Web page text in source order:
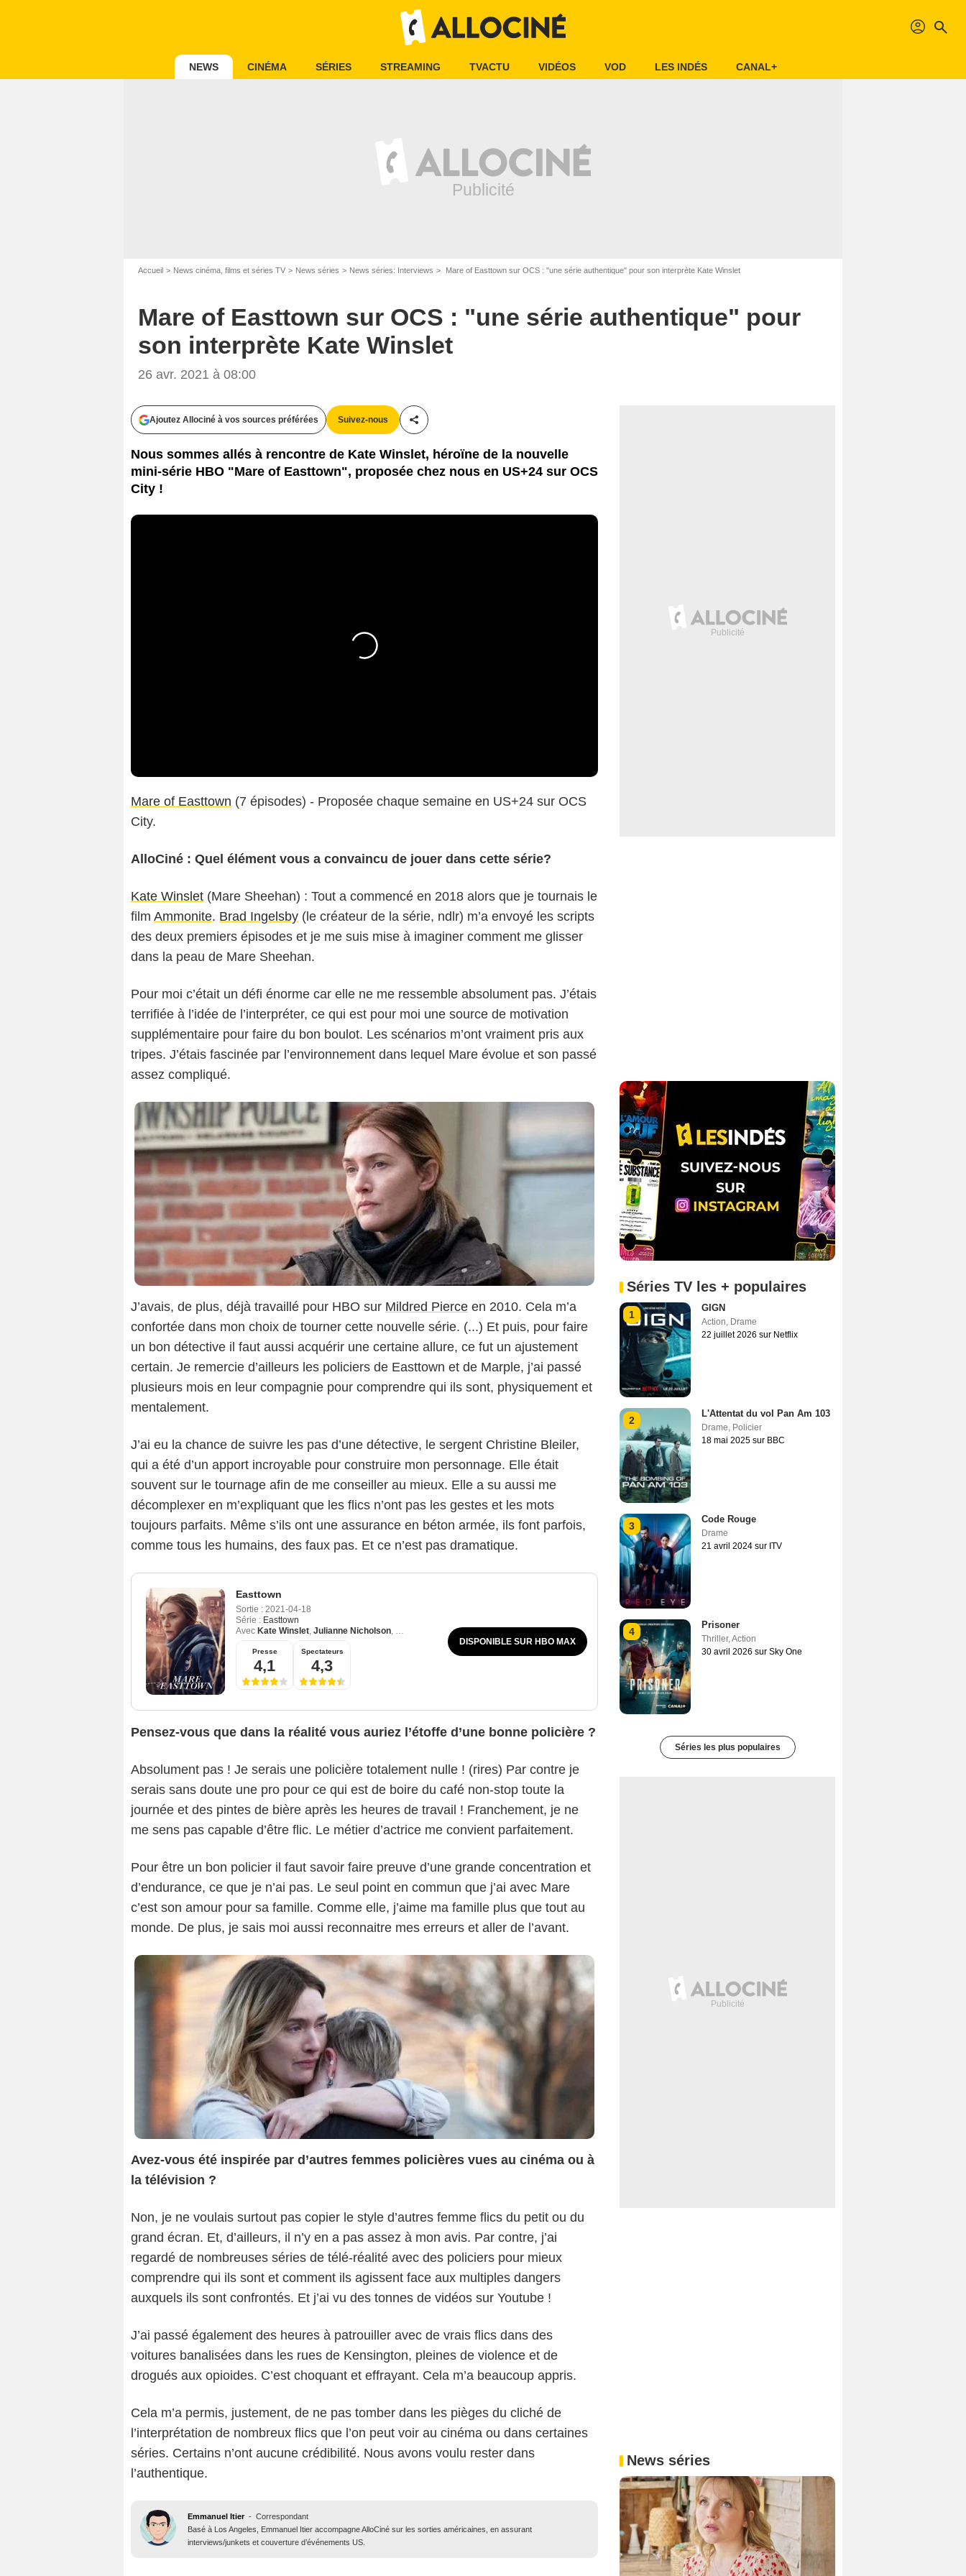
profil search
NEWS CINÉMA SÉRIES STREAMING TVACTU VIDÉOS VOD LES INDÉS CANAL+
Accueil News cinéma, films et séries TV News séries News séries: Interviews Mare of Easttown sur OCS : "une série authentique" pour son interprète Kate Winslet
Mare of Easttown sur OCS : "une série authentique" pour
son interprète Kate Winslet
26 avr. 2021 à 08:00
Ajoutez Allociné à vos sources préférées Suivez-nous
Partager cet article
Nous sommes allés à rencontre de Kate Winslet, héroïne de la nouvelle
mini-série HBO "Mare of Easttown", proposée chez nous en US+24 sur OCS
City !
Mare of Easttown (7 épisodes) - Proposée chaque semaine en US+24 sur OCS
City.
AlloCiné : Quel élément vous a convaincu de jouer dans cette série?
Kate Winslet (Mare Sheehan) : Tout a commencé en 2018 alors que je tournais le
film Ammonite. Brad Ingelsby (le créateur de la série, ndlr) m’a envoyé les scripts
des deux premiers épisodes et je me suis mise à imaginer comment me glisser
dans la peau de Mare Sheehan.
Pour moi c’était un défi énorme car elle ne me ressemble absolument pas. J’étais
terrifiée à l’idée de l’interpréter, ce qui est pour moi une source de motivation
supplémentaire pour faire du bon boulot. Les scénarios m’ont vraiment pris aux
tripes. J’étais fascinée par l’environnement dans lequel Mare évolue et son passé
assez compliqué.
J’avais, de plus, déjà travaillé pour HBO sur Mildred Pierce en 2010. Cela m’a
confortée dans mon choix de tourner cette nouvelle série. (...) Et puis, pour faire
un bon détective il faut aussi acquérir une certaine allure, ce fut un ajustement
certain. Je remercie d’ailleurs les policiers de Easttown et de Marple, j’ai passé
plusieurs mois en leur compagnie pour comprendre qui ils sont, physiquement et
mentalement.
J’ai eu la chance de suivre les pas d’une détective, le sergent Christine Bleiler,
qui a été d’un apport incroyable pour construire mon personnage. Elle était
souvent sur le tournage afin de me conseiller au mieux. Elle a su aussi me
décomplexer en m’expliquant que les flics n’ont pas les gestes et les mots
toujours parfaits. Même s’ils ont une assurance en béton armée, ils font parfois,
comme tous les humains, des faux pas. Et ce n’est pas dramatique.
Easttown
Sortie : 2021-04-18
Série : Easttown
Avec Kate Winslet, Julianne Nicholson, Jean Smart
Presse
4,1
Spectateurs
4,3
DISPONIBLE SUR HBO MAX
Pensez-vous que dans la réalité vous auriez l’étoffe d’une bonne policière ?
Absolument pas ! Je serais une policière totalement nulle ! (rires) Par contre je
serais sans doute une pro pour ce qui est de boire du café non-stop toute la
journée et des pintes de bière après les heures de travail ! Franchement, je ne
me sens pas capable d’être flic. Le métier d’actrice me convient parfaitement.
Pour être un bon policier il faut savoir faire preuve d’une grande concentration et
d’endurance, ce que je n’ai pas. Le seul point en commun que j’ai avec Mare
c’est son amour pour sa famille. Comme elle, j’aime ma famille plus que tout au
monde. De plus, je sais moi aussi reconnaitre mes erreurs et aller de l’avant.
Avez-vous été inspirée par d’autres femmes policières vues au cinéma ou à
la télévision ?
Non, je ne voulais surtout pas copier le style d’autres femme flics du petit ou du
grand écran. Et, d’ailleurs, il n’y en a pas assez à mon avis. Par contre, j’ai
regardé de nombreuses séries de télé-réalité avec des policiers pour mieux
comprendre qui ils sont et comment ils agissent face aux multiples dangers
auxquels ils sont confrontés. Et j’ai vu des tonnes de vidéos sur Youtube !
J’ai passé également des heures à patrouiller avec de vrais flics dans des
voitures banalisées dans les rues de Kensington, pleines de violence et de
drogués aux opioides. C’est choquant et effrayant. Cela m’a beaucoup appris.
Cela m’a permis, justement, de ne pas tomber dans les pièges du cliché de
l’interprétation de nombreux flics que l’on peut voir au cinéma ou dans certaines
séries. Certains n’ont aucune crédibilité. Nous avons voulu rester dans
l’authentique.
Emmanuel Itier - Correspondant
Basé à Los Angeles, Emmanuel Itier accompagne AlloCiné sur les sorties américaines, en assurant
interviews/junkets et couverture d’événements US.
Séries TV les + populaires
1
GIGN
Action Drame
22 juillet 2026 sur Netflix
2
L'Attentat du vol Pan Am 103
Drame Policier
18 mai 2025 sur BBC
3
Code Rouge
Drame
21 avril 2024 sur ITV
4
Prisoner
Thriller, Action
30 avril 2026 sur Sky One
Séries les plus populaires
News séries